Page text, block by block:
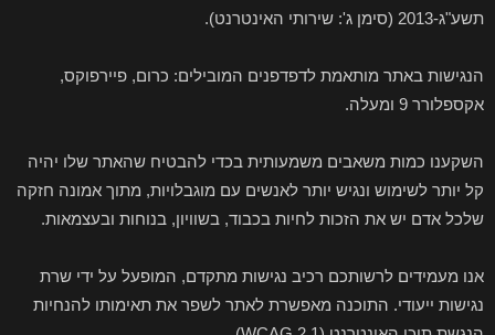
תשע"ג-2013 (סימן ג': שירותי האינטרנט).
הנגישות באתר מותאמת לדפדפנים המובילים: כרום, פיירפוקס,
אקספלורר 9 ומעלה.
השקענו כמות משאבים משמעותית בכדי להבטיח שהאתר שלו יהיה
קל יותר לשימוש ונגיש יותר לאנשים עם מוגבלויות, מתוך אמונה חזקה
שלכל אדם יש את הזכות לחיות בכבוד, בשוויון, בנוחות ובעצמאות.
אנו מעמידים לרשותכם רכיב נגישות מתקדם, המופעל על ידי שרת
נגישות ייעודי. התוכנה מאפשרת לאתר לשפר את תאימותו להנחיות